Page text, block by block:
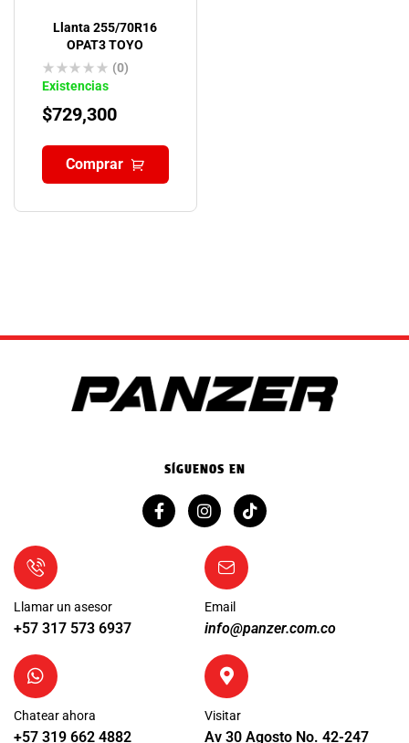
Llanta 255/70R16
OPAT3 TOYO
(0)
Existencias
$729,300
Comprar
SÍGUENOS EN
Llamar un asesor
+57 317 573 6937
Chatear ahora
+57 319 662 4882
Email
info@panzer.com.co
Visitar
Av 30 Agosto No. 42-247